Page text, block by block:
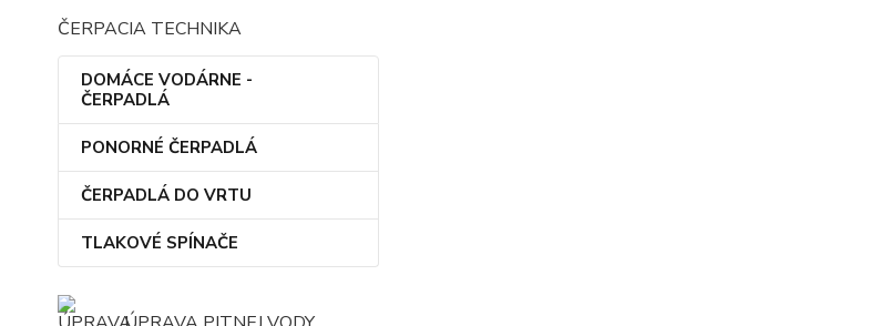
ČERPACIA TECHNIKA
DOMÁCE VODÁRNE -
ČERPADLÁ
PONORNÉ ČERPADLÁ
ČERPADLÁ DO VRTU
TLAKOVÉ SPÍNAČE